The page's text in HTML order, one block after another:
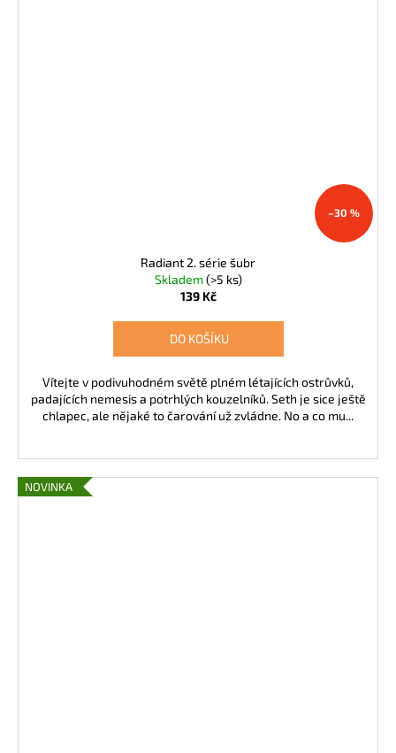
–30 %
Radiant 2. série šubr
Skladem(>5 ks)
139 Kč
DO KOŠÍKU
Vítejte v podivuhodném světě plném létajících ostrůvků,
padajících nemesis a potrhlých kouzelníků. Seth je sice ještě
chlapec, ale nějaké to čarování už zvládne. No a co mu...
NOVINKA